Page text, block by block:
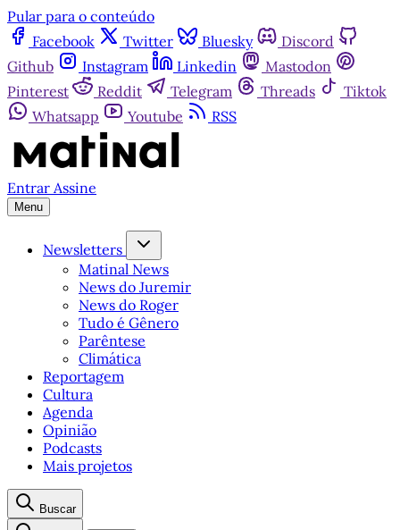
Pular para o conteúdo
Facebook
Twitter Bluesky
Discord
Github
Instagram Linkedin
Mastodon
Pinterest
Reddit Telegram Threads
Tiktok
Whatsapp
Youtube RSS
Entrar Assine
Menu
Newsletters
Matinal News
News do Juremir
News do Roger
Tudo é Gênero
Parêntese
Climática
Reportagem
Cultura
Agenda
Opinião
Podcasts
Mais projetos
Buscar